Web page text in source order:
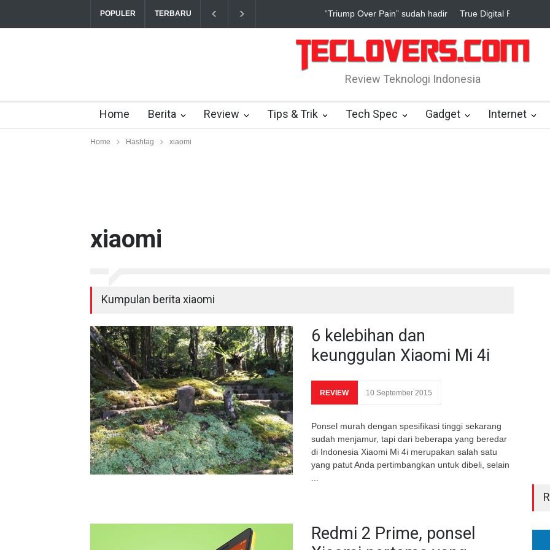
POPULER TERBARU
“Triump Over Pain” sudah hadir True Digital Plus janji dukung pengembang game Indonesia Yahoo
Review Teknologi Indonesia
Home Berita Review Tips & Trik Tech Spec Gadget Internet
Home Hashtag xiaomi
xiaomi
Kumpulan berita xiaomi
6 kelebihan dan
keunggulan Xiaomi Mi 4i
REVIEW 10 September 2015
Ponsel murah dengan spesifikasi tinggi sekarang
sudah menjamur, tapi dari beberapa yang beredar
di Indonesia Xiaomi Mi 4i merupakan salah satu
yang patut Anda pertimbangkan untuk dibeli, selain
Redmi 2 Prime, ponsel